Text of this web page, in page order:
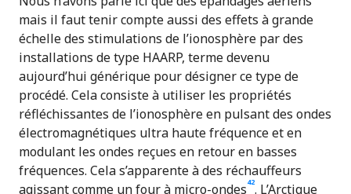
mais il faut tenir compte aussi des effets à grande
échelle des stimulations de l’ionosphère par des
installations de type HAARP, terme devenu
aujourd’hui générique pour désigner ce type de
procédé. Cela consiste à utiliser les propriétés
réfléchissantes de l’ionosphère en pulsant des ondes
électromagnétiques ultra haute fréquence et en
modulant les ondes reçues en retour en basses
fréquences. Cela s’apparente à des réchauffeurs
agissant comme un four à micro-ondes42. L’Arctique